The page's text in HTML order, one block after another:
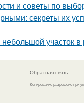
и советы по
секреты их
участок в
Обратная связь
Копирование разрешено при